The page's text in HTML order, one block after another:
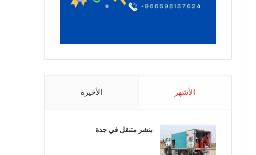
الأشهر الأخيرة
بنشر متنقل في جدة